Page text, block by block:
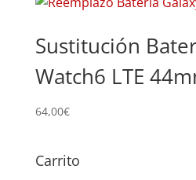
Sustitución
Watch6 LTE
64,00€
Carrito